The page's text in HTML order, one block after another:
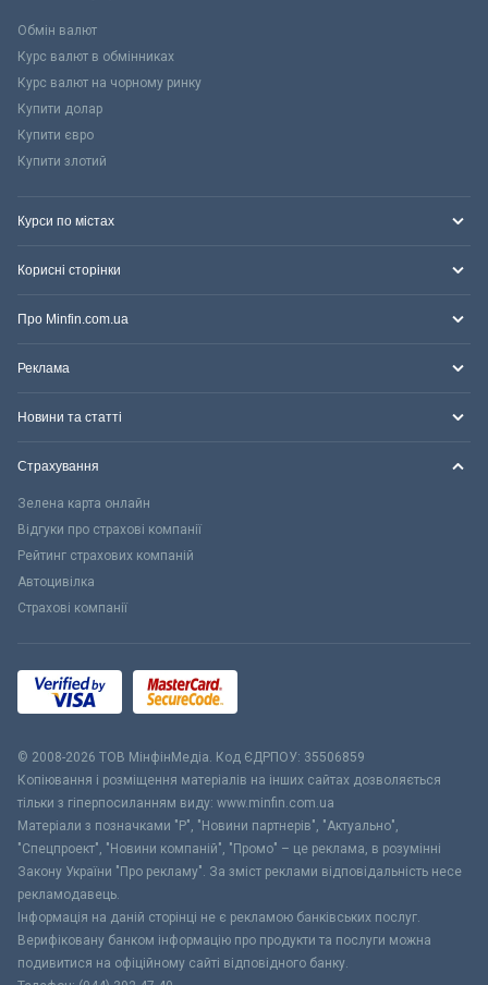
Обмін валют
Курс валют в обмінниках
Курс валют на чорному ринку
Купити долар
Купити євро
Купити злотий
Курси по містах
Корисні сторінки
Про Minfin.com.ua
Реклама
Новини та статті
Страхування
Зелена карта онлайн
Відгуки про страхові компанії
Рейтинг страхових компаній
Автоцивілка
Страхові компанії
© 2008-2026 ТОВ МiнфiнМедiа. Код ЄДРПОУ: 35506859
Копіювання і розміщення матеріалів на інших сайтах дозволяється
тільки з гіперпосиланням виду: www.minfin.com.ua
Матеріали з позначками "Р", "Новини партнерів", "Актуально",
"Спецпроект", "Новини компаній", "Промо" – це реклама, в розумінні
Закону України "Про рекламу". За зміст реклами відповідальність несе
рекламодавець.
Інформація на даній сторінці не є рекламою банківських послуг.
Верифіковану банком інформацію про продукти та послуги можна
подивитися на офіційному сайті відповідного банку.